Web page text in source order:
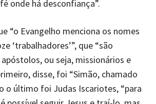
onde há desconfiança”.
“o Evangelho menciona os nomes
‘trabalhadores’”, que “são
ou seja, missionários e
disse, foi “Simão, chamado
o último foi Judas Iscariotes, “para